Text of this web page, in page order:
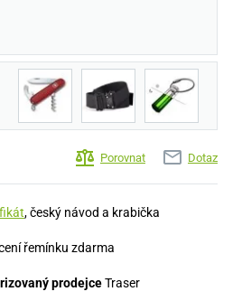
Porovnat Dotaz
, český návod a krabička
řemínku zdarma
prodejceTraser